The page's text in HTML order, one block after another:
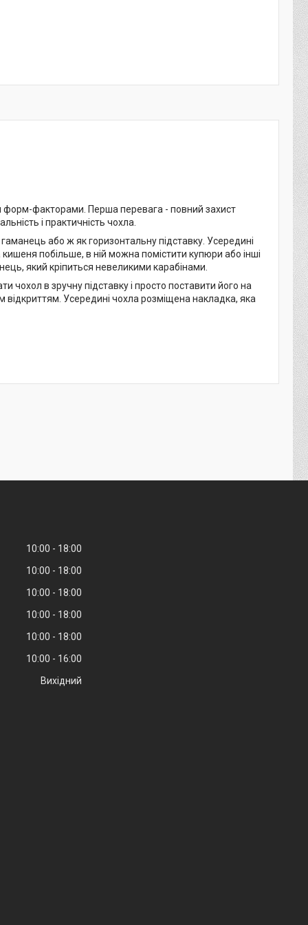
форм-факторами. Перша перевага - повний захист
і практичність чохла.
або ж як горизонтальну підставку. Усередині
побільше, в ній можна помістити купюри або інші
який кріпиться невеликими карабінами.
чохол в зручну підставку і просто поставити його на
відкриттям. Усередині чохла розміщена накладка, яка
10:00
18:00
10:00
18:00
10:00
18:00
10:00
18:00
10:00
18:00
10:00
16:00
Вихідний